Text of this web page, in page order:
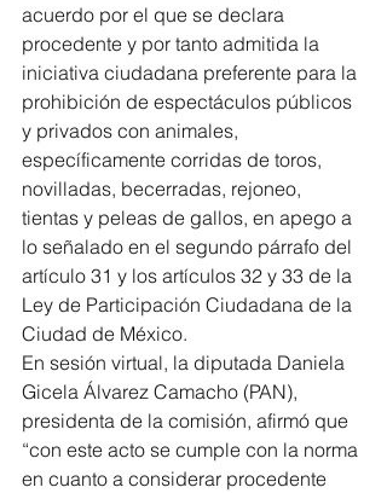
acuerdo por el que se declara
procedente y por tanto admitida la
iniciativa ciudadana preferente para la
prohibición de espectáculos públicos
y privados con animales,
específicamente corridas de toros,
novilladas, becerradas, rejoneo,
tientas y peleas de gallos, en apego a
lo señalado en el segundo párrafo del
artículo 31 y los artículos 32 y 33 de la
Ley de Participación Ciudadana de la
Ciudad de México.
En sesión virtual, la diputada Daniela
Gicela Álvarez Camacho (PAN),
presidenta de la comisión, afirmó que
“con este acto se cumple con la norma
en cuanto a considerar procedente